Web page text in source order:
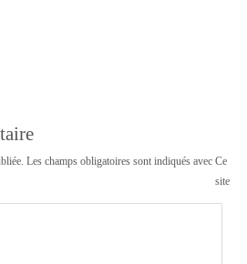
Les champs obligatoires sont indiqués avec Ce
site